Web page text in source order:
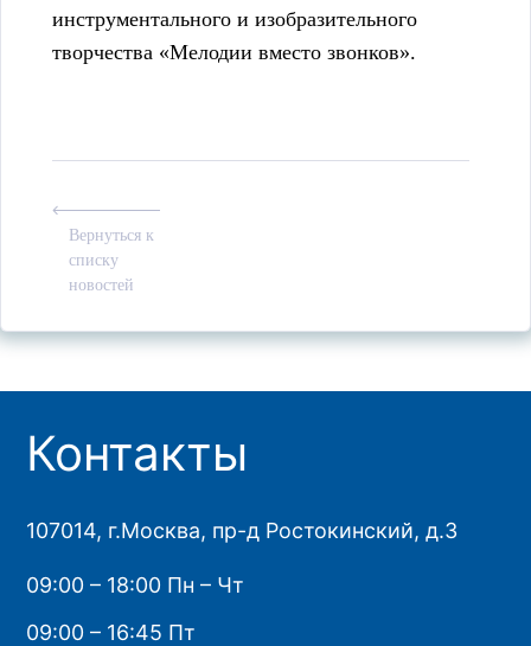
инструментального и изобразительного
творчества «Мелодии вместо звонков».
Вернуться к
списку
новостей
Контакты
107014, г.Москва, пр-д Ростокинский, д.3
09:00 – 18:00 Пн – Чт
09:00 – 16:45 Пт